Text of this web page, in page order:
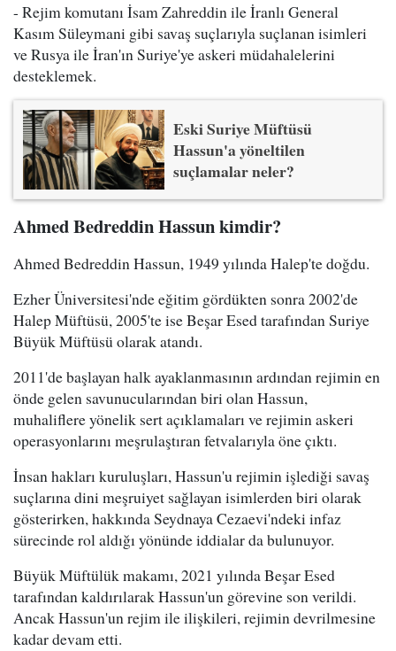
- Rejim komutanı İsam Zahreddin ile İranlı General
Kasım Süleymani gibi savaş suçlarıyla suçlanan isimleri
ve Rusya ile İran'ın Suriye'ye askeri müdahalelerini
desteklemek.
Eski Suriye Müftüsü
Hassun'a yöneltilen
suçlamalar neler?
Ahmed Bedreddin Hassun kimdir?
Ahmed Bedreddin Hassun, 1949 yılında Halep'te doğdu.
Ezher Üniversitesi'nde eğitim gördükten sonra 2002'de
Halep Müftüsü, 2005'te ise Beşar Esed tarafından Suriye
Büyük Müftüsü olarak atandı.
2011'de başlayan halk ayaklanmasının ardından rejimin en
önde gelen savunucularından biri olan Hassun,
muhaliflere yönelik sert açıklamaları ve rejimin askeri
operasyonlarını meşrulaştıran fetvalarıyla öne çıktı.
İnsan hakları kuruluşları, Hassun'u rejimin işlediği savaş
suçlarına dini meşruiyet sağlayan isimlerden biri olarak
gösterirken, hakkında Seydnaya Cezaevi'ndeki infaz
sürecinde rol aldığı yönünde iddialar da bulunuyor.
Büyük Müftülük makamı, 2021 yılında Beşar Esed
tarafından kaldırılarak Hassun'un görevine son verildi.
Ancak Hassun'un rejim ile ilişkileri, rejimin devrilmesine
kadar devam etti.